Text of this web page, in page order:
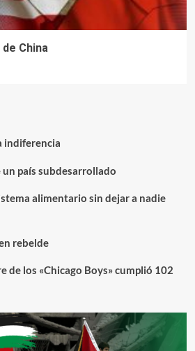
China
indiferencia
país subdesarrollado
alimentario sin dejar a nadie
rebelde
de los «Chicago Boys» cumplió 102